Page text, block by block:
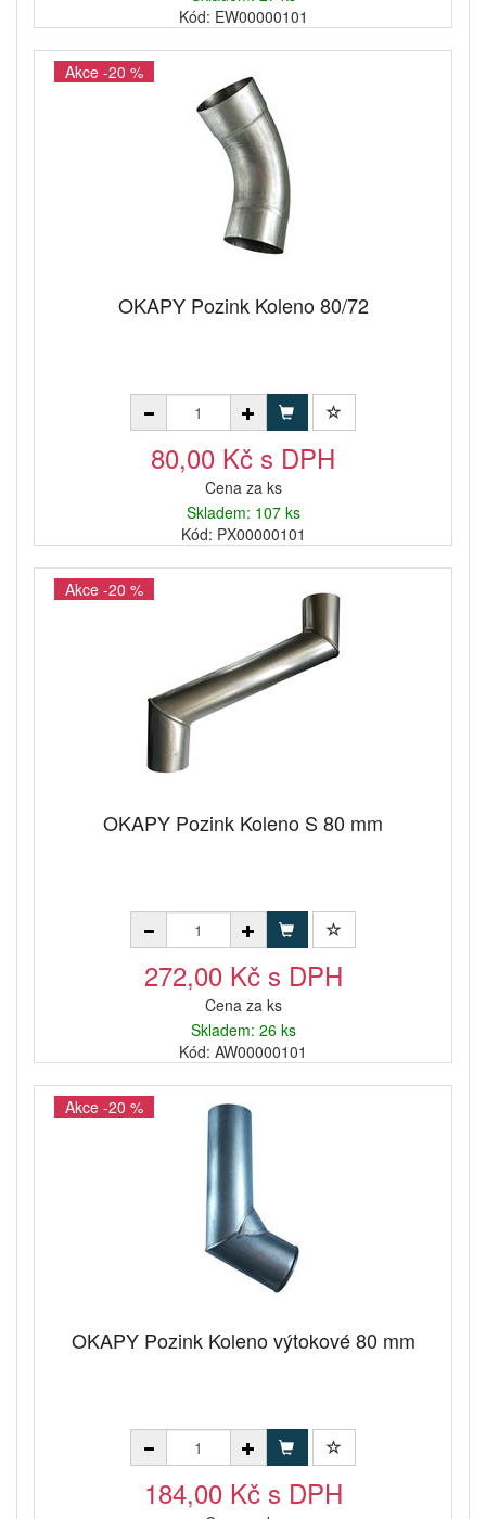
Kód: EW00000101
Akce -20 %
OKAPY Pozink Koleno 80/72
80,00 Kč s DPH
Cena za ks
Skladem: 107 ks
Kód: PX00000101
Akce -20 %
OKAPY Pozink Koleno S 80 mm
272,00 Kč s DPH
Cena za ks
Skladem: 26 ks
Kód: AW00000101
Akce -20 %
OKAPY Pozink Koleno výtokové 80 mm
184,00 Kč s DPH